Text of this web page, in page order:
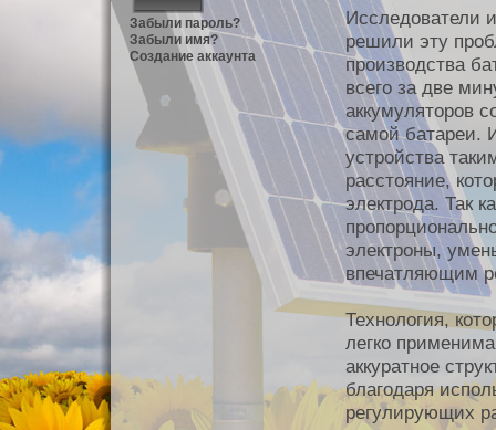
Забыли пароль?
Забыли имя?
Создание аккаунта
Исследователи
решили эту
производства
всего за две
аккумуляторов
самой батареи.
устройства
расстояние,
электрода. Так
электроны,
впечатляющим
Технология,
легко
аккуратное
благодаря
регулирующих